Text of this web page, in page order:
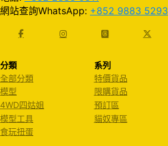
網站查詢WhatsApp: +852 9883 5293
分類
全部分類
模型
4WD四姑姐
模型工具
食玩扭蛋
系列
特價貨品
限購貨品
預訂區
貓奴專區